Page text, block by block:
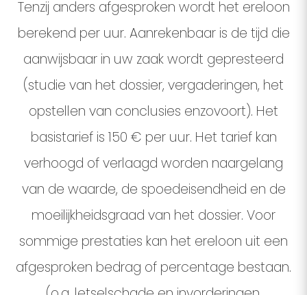
Tenzij anders afgesproken wordt het ereloon
berekend per uur. Aanrekenbaar is de tijd die
aanwijsbaar in uw zaak wordt gepresteerd
(studie van het dossier, vergaderingen, het
opstellen van conclusies enzovoort). Het
basistarief is 150 € per uur. Het tarief kan
verhoogd of verlaagd worden naargelang
van de waarde, de spoedeisendheid en de
moeilijkheidsgraad van het dossier. Voor
sommige prestaties kan het ereloon uit een
afgesproken bedrag of percentage bestaan.